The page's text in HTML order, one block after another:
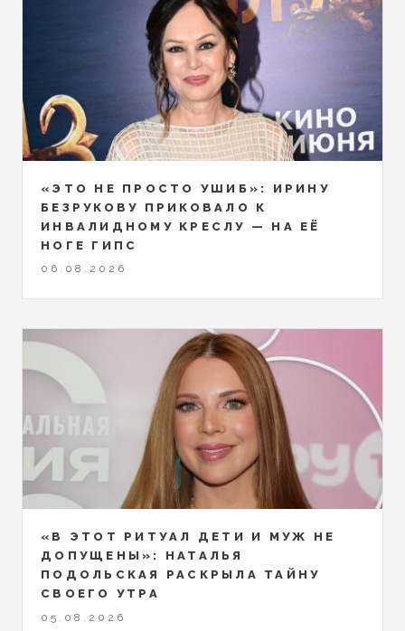
«ЭТО НЕ ПРОСТО УШИБ»: ИРИНУ
БЕЗРУКОВУ ПРИКОВАЛО К
ИНВАЛИДНОМУ КРЕСЛУ — НА ЕЁ
НОГЕ ГИПС
06.08.2026
«В ЭТОТ РИТУАЛ ДЕТИ И МУЖ НЕ
ДОПУЩЕНЫ»: НАТАЛЬЯ
ПОДОЛЬСКАЯ РАСКРЫЛА ТАЙНУ
СВОЕГО УТРА
05.08.2026